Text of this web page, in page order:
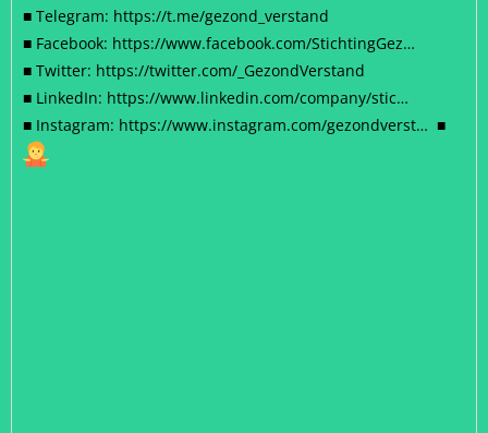
■ Telegram: https://t.me/gezond_verstand
■ Facebook: https://www.facebook.com/StichtingGez…
■ Twitter: https://twitter.com/_GezondVerstand
■ LinkedIn: https://www.linkedin.com/company/stic…
■ Instagram: https://www.instagram.com/gezondverst… ■